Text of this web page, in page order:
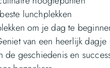
lunchplekken
om je dag te
van een heerlijk dagje
de geschiedenis en